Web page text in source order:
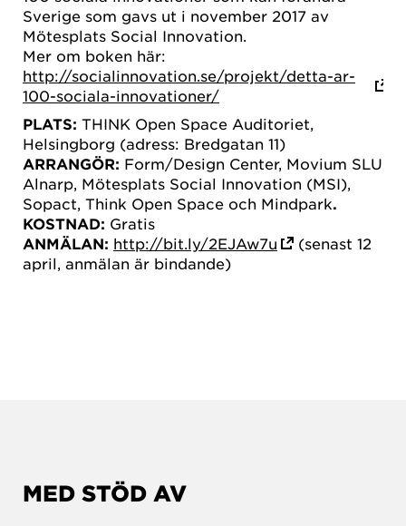
Sverige som gavs ut i november 2017 av
Mötesplats Social Innovation.
Mer om boken här:
http://socialinnovation.se/projekt/detta-ar-
100-sociala-innovationer/
PLATS: THINK Open Space Auditoriet,
Helsingborg (adress: Bredgatan 11)
ARRANGÖR: Form/Design Center, Movium SLU
Alnarp, Mötesplats Social Innovation (MSI),
Sopact, Think Open Space och Mindpark.
KOSTNAD: Gratis
ANMÄLAN: http://bit.ly/2EJAw7u
(senast 12
april, anmälan är bindande)
MED STÖD AV